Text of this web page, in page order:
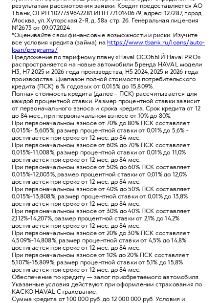
результатам рассмотрения заявки. Кредит предоставляется АО
ТБанк, ОГРН 1027739642281 ИНН 7710140679, адрес: 127287, город
Москва, ул. Хуторская 2-Я, д. 38а стр. 26. Генеральная лицензия
№2673 от 09.07.2024
*Оценивайте свои финансовые возможности и риски. Изучите
все условия кредита (займа) наhttps://www.tbank.ru/loans/auto-
loan/programs/
Предложение по тарифному плану «Haval ОСОБЫЙ Haval PRO»
распространяется на новые автомобили Бренда HAVAL модели
Н3, Н7 2025 и 2026 года производства, Н5 2024, 2025 и 2026 года
производства. Диапазон полной стоимости потребительского
кредита (ПСК) в % годовых от 0,015% до 15,809%.
Полная стоимость кредита (далее – ПСК) рассчитывается для
каждой процентной ставки. Размер процентной ставки зависит
от первоначального взноса и срока кредита. Срок кредита от 12
до 84 мес., при первоначальном взносе от 10% до 80%.
При первоначальном взносе от 70% до 80% ПСК составляет
0,015%- 5,605%, размер процентной ставки от 0,01% до 5,6% -
достигается при сроке от 12 мес. до 84 мес.
При первоначальном взносе от 60% до 70% ПСК составляет
0,015%-11,008%, размер процентной ставки от 0,01% до 11,0%
достигается при сроке от 12 мес. до 84 мес.
При первоначальном взносе от 50% до 60% ПСК составляет
0,015%-12,003%, размер процентной ставки от 0,01% до 12,0%
достигается при сроке от 12 мес. до 84 мес.
При первоначальном взносе от 40% до 50% ПСК составляет
0,015%-13,808%, размер процентной ставки от 0,01% до 13,8%
достигается при сроке от 12 мес. до 84 мес.
При первоначальном взносе от 30% до 40% ПСК составляет
2,112%-14,207%, размер процентной ставки от 2,1% до 14,2%
достигается при сроке от 12 мес. до 84 мес.
При первоначальном взносе от 20% до 30% ПСК составляет
4,509%-14,808%, размер процентной ставки от 4,5% до 14,8%
достигается при сроке от 12 мес. до 84 мес.
При первоначальном взносе от 10% до 20% ПСК составляет
5,107%-15,809%, размер процентной ставки от 5,1% до 15,8%
достигается при сроке от 12 мес. до 84 мес.
Обеспечение по кредиту — залог приобретаемого автомобиля.
Указанные условия действуют при оформлении страхования по
КАСКО HAVAL Страхование.
Сумма кредита от 100 000 руб. до 12 000 000 руб. Условия и